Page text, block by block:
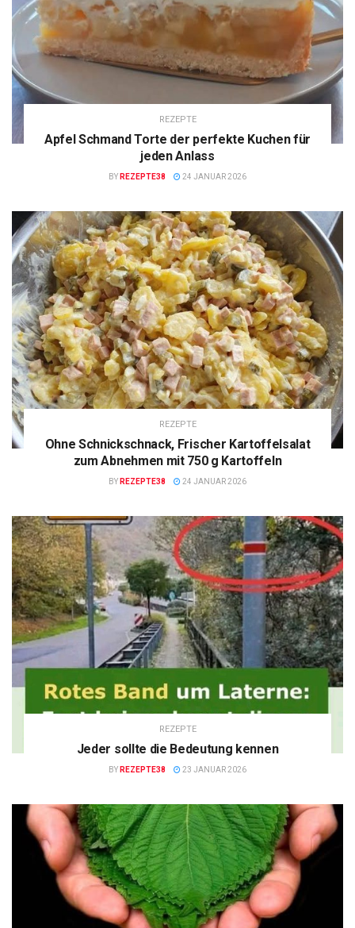
REZEPTE
Apfel Schmand Torte der perfekte Kuchen für
jeden Anlass
BY REZEPTE38 24 JANUAR 2026
REZEPTE
Ohne Schnickschnack, Frischer Kartoffelsalat
zum Abnehmen mit 750 g Kartoffeln
BY REZEPTE38 24 JANUAR 2026
REZEPTE
Jeder sollte die Bedeutung kennen
BY REZEPTE38 23 JANUAR 2026